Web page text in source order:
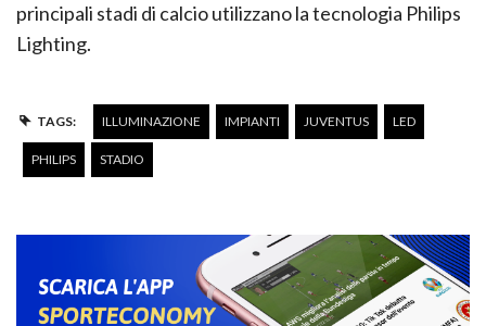
principali stadi di calcio utilizzano la tecnologia Philips
Lighting.
TAGS: ILLUMINAZIONE IMPIANTI JUVENTUS LED
PHILIPS STADIO